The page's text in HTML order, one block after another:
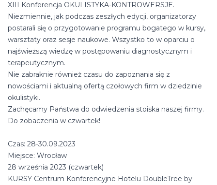
XIII Konferencja OKULISTYKA-KONTROWERSJE.
Niezmiennie, jak podczas zeszłych edycji, organizatorzy
postarali się o przygotowanie programu bogatego w kursy,
warsztaty oraz sesje naukowe. Wszystko to w oparciu o
najświeższą wiedzę w postępowaniu diagnostycznym i
terapeutycznym.
Nie zabraknie również czasu do zapoznania się z
nowościami i aktualną ofertą czołowych firm w dziedzinie
okulistyki.
Zachęcamy Państwa do odwiedzenia stoiska naszej firmy.
Do zobaczenia w czwartek!
Czas: 28-30.09.2023
Miejsce: Wrocław
28 września 2023 (czwartek)
KURSY Centrum Konferencyjne Hotelu DoubleTree by